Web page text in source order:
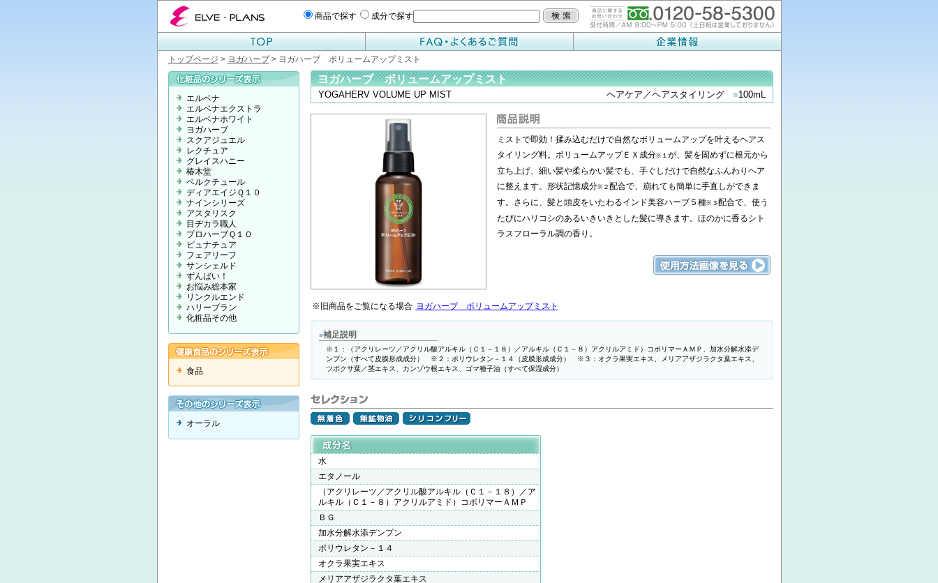
エルベプランズ ELVE-PLANS
商品で探す 成分で探す
トップページ > ヨガハーブ> ヨガハーブ ボリュームアップミスト
ヨガハーブ ボリュームアップミスト
ヘアケア／ヘアスタイリング ■100mL
YOGAHERV VOLUME UP MIST
ミストで即効！揉み込むだけで自然なボリュームアップを叶えるヘアス
タイリング料。ボリュームアップＥＸ成分※１ が、髪を固めずに根元から
立ち上げ、細い髪や柔らかい髪でも、手ぐしだけで自然なふんわりヘア
に整えます。形状記憶成分※２ 配合で、崩れても簡単に手直しができま
す。さらに、髪と頭皮をいたわるインド美容ハーブ５種※３ 配合で、使う
たびにハリコシのあるいきいきとした髪に導きます。ほのかに香るシト
ラスフローラル調の香り。
※旧商品をご覧になる場合 ヨガハーブ ボリュームアップミスト
■補足説明
※１：（アクリレーツ／アクリル酸アルキル（Ｃ１－１８）／アルキル（Ｃ１－８）アクリルアミド）コポリマーＡＭＰ、加水分解水添デ
ンプン（すべて皮膜形成成分） ※２：ポリウレタン－１４（皮膜形成成分） ※３：オクラ果実エキス、メリアアザジラクタ葉エキス、
ツボクサ葉／茎エキス、カンゾウ根エキス、ゴマ種子油（すべて保湿成分）
水
エタノール
（アクリレーツ／アクリル酸アルキル（Ｃ１－１８）／ア
ルキル（Ｃ１－８）アクリルアミド）コポリマーＡＭＰ
ＢＧ
加水分解水添デンプン
ポリウレタン－１４
オクラ果実エキス
メリアアザジラクタ葉エキス
エルベナ
エルベナエクストラ
エルベナホワイト
ヨガハーブ
スクアジュエル
レクチュア
グレイスハニー
椿木堂
ベルクチュール
ディアエイジＱ１０
ナインシリーズ
アスタリスク
目ヂカラ職人
プロハーブＱ１０
ピュナチュア
フェアリーフ
サンシェルド
ずんばい！
お悩み総本家
リンクルエンド
ハリーブラン
化粧品その他
食品
オーラル